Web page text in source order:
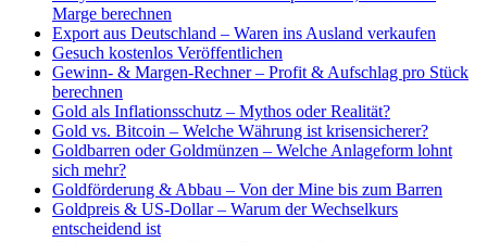
Marge berechnen
Export aus Deutschland – Waren ins Ausland verkaufen
Gesuch kostenlos Veröffentlichen
Gewinn- & Margen-Rechner – Profit & Aufschlag pro Stück
berechnen
Gold als Inflationsschutz – Mythos oder Realität?
Gold vs. Bitcoin – Welche Währung ist krisensicherer?
Goldbarren oder Goldmünzen – Welche Anlageform lohnt
sich mehr?
Goldförderung & Abbau – Von der Mine bis zum Barren
Goldpreis & US-Dollar – Warum der Wechselkurs
entscheidend ist